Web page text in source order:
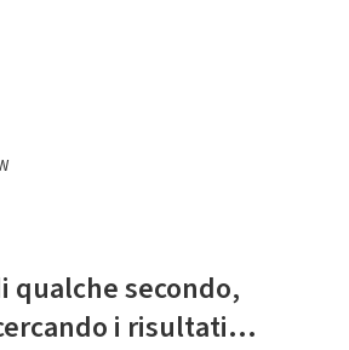
qualche secondo,
i risultati...